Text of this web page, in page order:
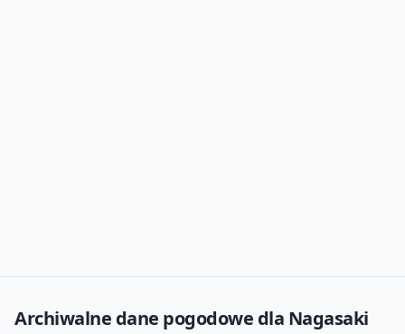
Archiwalne dane pogodowe dla Nagasaki